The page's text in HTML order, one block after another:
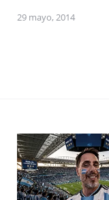
29 mayo, 2014